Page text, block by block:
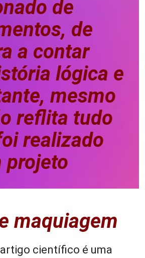
de
de
a contar
lógica e
mesmo
reflita tudo
realizado
projeto
maquiagem
científico é uma